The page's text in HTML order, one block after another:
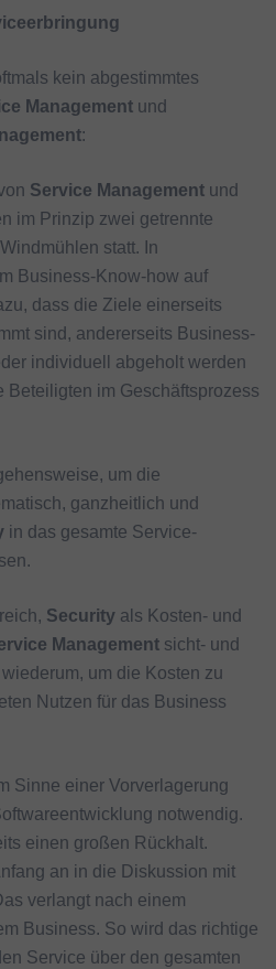
kein abgestimmtes
Management und
:
Service Management und
im Prinzip zwei getrennte
statt. In
Business-Know-how auf
dass die Ziele einerseits
sind, andererseits Business-
individuell abgeholt werden
Beteiligten im Geschäftsprozess
um die
ganzheitlich und
in das gesamte Service-
Security als Kosten- und
Management sicht- und
um die Kosten zu
Nutzen für das Business
Sinne einer Vorverlagerung
notwendig.
einen großen Rückhalt.
an in die Diskussion mit
verlangt nach einem
Business. So wird das richtige
Service über den gesamten